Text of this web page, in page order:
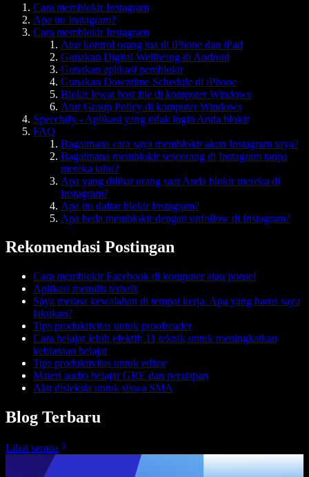
Cara memblokir Instagram
Apa itu Instagram?
Cara memblokir Instagram
Atur kontrol orang tua di iPhone dan iPad
Gunakan Digital Wellbeing di Android
Gunakan aplikasi pemblokir
Gunakan Downtime Schedule di iPhone
Blokir lewat host file di komputer Windows
Atur Group Policy di komputer Windows
Speechify - Aplikasi yang tidak ingin Anda blokir
FAQ
Bagaimana cara saya memblokir akun Instagram saya?
Bagaimana memblokir seseorang di Instagram tanpa
mereka tahu?
Apa yang dilihat orang saat Anda blokir mereka di
Instagram?
Apa itu daftar blokir Instagram?
Apa beda memblokir dengan unfollow di Instagram?
Rekomendasi Postingan
Cara memblokir Facebook di komputer atau ponsel
Aplikasi menulis terbaik
Saya merasa kewalahan di tempat kerja. Apa yang harus saya
lakukan?
Tips produktivitas untuk proofreader
Cara belajar lebih efektif: 11 teknik untuk meningkatkan
kebiasaan belajar
Tips produktivitas untuk editor
Materi audio belajar GRE dan persiapan
Alat disleksia untuk siswa SMA
Blog Terbaru
Lihat semua